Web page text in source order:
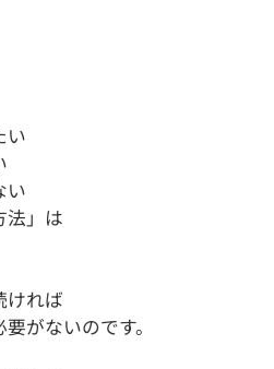
い
い
法 」は
ければ
がないのです。